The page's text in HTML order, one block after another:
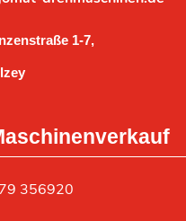
1-7,
356920